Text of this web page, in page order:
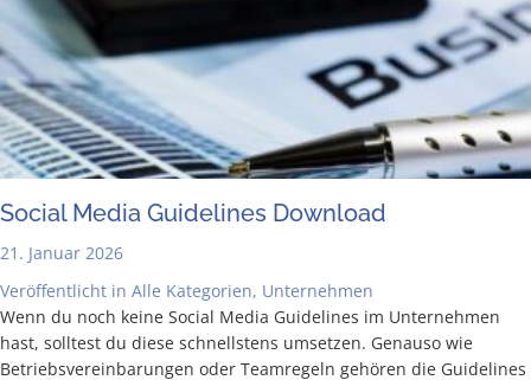
Social Media Gui­de­lines Download
21. Januar 2026
Veröffentlicht in Alle Kategorien, Unternehmen
Wenn du noch kei­ne Social Media Gui­de­lines im Unter­neh­men
hast, soll­test du die­se schnells­tens umset­zen. Genau­so wie
Betriebs­ver­ein­ba­run­gen oder Team­re­geln gehö­ren die Gui­de­lines